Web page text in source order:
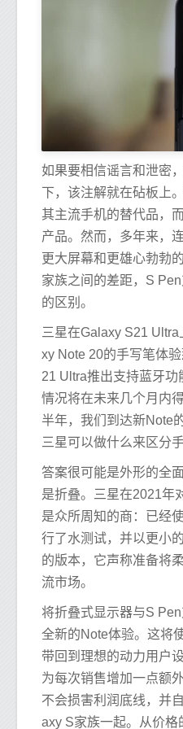
如果要相信谣言和泄密
下，该注解就在砧板上
其主流手机的替代品，
产品。然而，多年来，
更大屏幕和更雄心勃勃
家族之间的差距，S
的区别。
三星在Galaxy S21
xy Note 20的手写笔体
21 Ultra推出支持蓝牙
情况将在未来几个月内
半年，我们到达新Note
三星可以做什么来区分
答案很可能是外形的全
是折叠。三星在2021年
是众所周知的商：已经
行了水测试，并以更小
的版本，它声称准备将
流市场。
将折叠式显示器与S
全新的Note体验。这将
带回到理想的动力用户
为每次销售增加一点额
不会损害利润底线，并
axy S家族一起。从价格